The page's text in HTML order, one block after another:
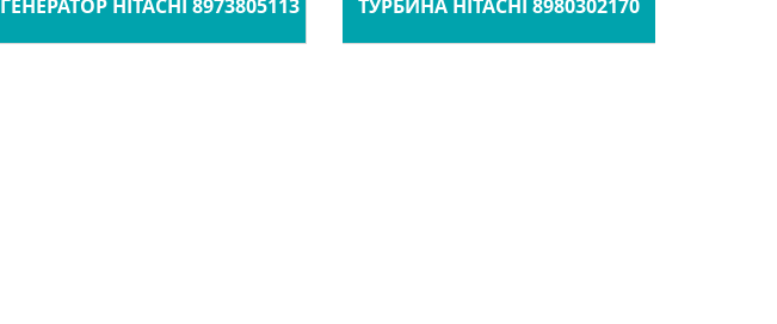
ГЕНЕРАТОР HITACHI 8973805113 ТУРБИНА HITACHI 8980302170